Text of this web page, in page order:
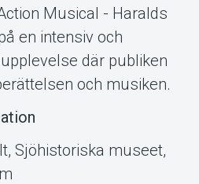
Musical - Haralds
en intensiv och
där publiken
och musiken.
Sjöhistoriska museet,